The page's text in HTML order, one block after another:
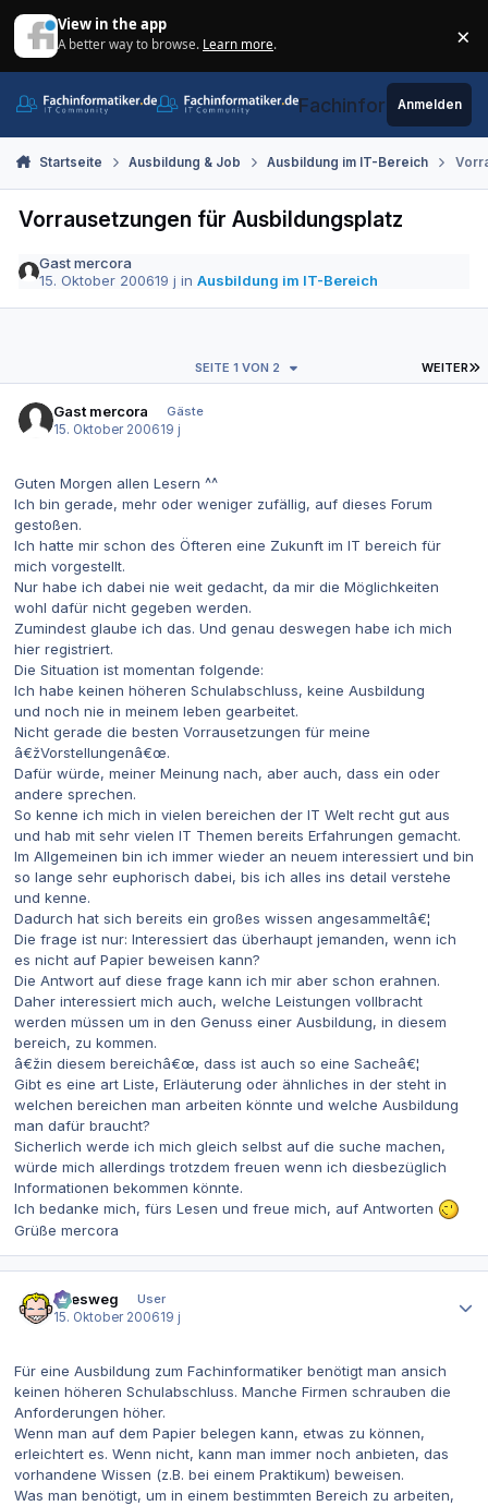
View in the app
A better way to browse. Learn more. ×
Fachinformatiker.de
Anmelden
Startseite Ausbildung & Job Ausbildung im IT-Bereich
Vorrausetzungen für Ausbildungsplatz
Gast mercora
15. Oktober 200619 j inAusbildung im IT-Bereich
WEITER
SEITE 1 VON 2
Gast mercora
Gäste
15. Oktober 200619 j
Guten Morgen allen Lesern ^^
Ich bin gerade, mehr oder weniger zufällig, auf dieses Forum
gestoßen.
Ich hatte mir schon des Öfteren eine Zukunft im IT bereich für
mich vorgestellt.
Nur habe ich dabei nie weit gedacht, da mir die Möglichkeiten
wohl dafür nicht gegeben werden.
Zumindest glaube ich das. Und genau deswegen habe ich mich
hier registriert.
Die Situation ist momentan folgende:
Ich habe keinen höheren Schulabschluss, keine Ausbildung
und noch nie in meinem leben gearbeitet.
Nicht gerade die besten Vorrausetzungen für meine
â€žVorstellungenâ€œ.
Dafür würde, meiner Meinung nach, aber auch, dass ein oder
andere sprechen.
So kenne ich mich in vielen bereichen der IT Welt recht gut aus
und hab mit sehr vielen IT Themen bereits Erfahrungen gemacht.
Im Allgemeinen bin ich immer wieder an neuem interessiert und bin
so lange sehr euphorisch dabei, bis ich alles ins detail verstehe
und kenne.
Dadurch hat sich bereits ein großes wissen angesammeltâ€¦
Die frage ist nur: Interessiert das überhaupt jemanden, wenn ich
es nicht auf Papier beweisen kann?
Die Antwort auf diese frage kann ich mir aber schon erahnen.
Daher interessiert mich auch, welche Leistungen vollbracht
werden müssen um in den Genuss einer Ausbildung, in diesem
bereich, zu kommen.
â€žin diesem bereichâ€œ, dass ist auch so eine Sacheâ€¦
Gibt es eine art Liste, Erläuterung oder ähnliches in der steht in
welchen bereichen man arbeiten könnte und welche Ausbildung
man dafür braucht?
Sicherlich werde ich mich gleich selbst auf die suche machen,
würde mich allerdings trotzdem freuen wenn ich diesbezüglich
Informationen bekommen könnte.
Ich bedanke mich, fürs Lesen und freue mich, auf Antworten
Grüße mercora
allesweg
User
15. Oktober 200619 j
Für eine Ausbildung zum Fachinformatiker benötigt man ansich
keinen höheren Schulabschluss. Manche Firmen schrauben die
Anforderungen höher.
Wenn man auf dem Papier belegen kann, etwas zu können,
erleichtert es. Wenn nicht, kann man immer noch anbieten, das
vorhandene Wissen (z.B. bei einem Praktikum) beweisen.
Was man benötigt, um in einem bestimmten Bereich zu arbeiten,